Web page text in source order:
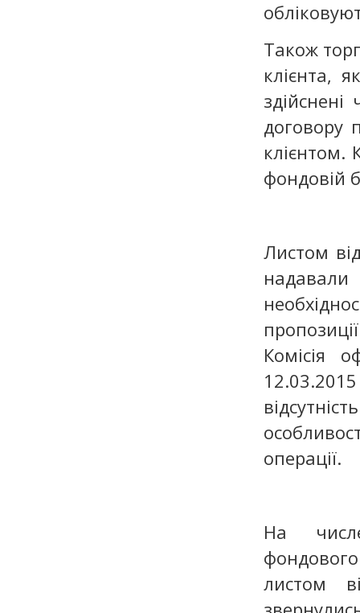
Також
клієнта,
договору
клієнтом.
фондовій
Листом
Комісія
операції.
На
листом